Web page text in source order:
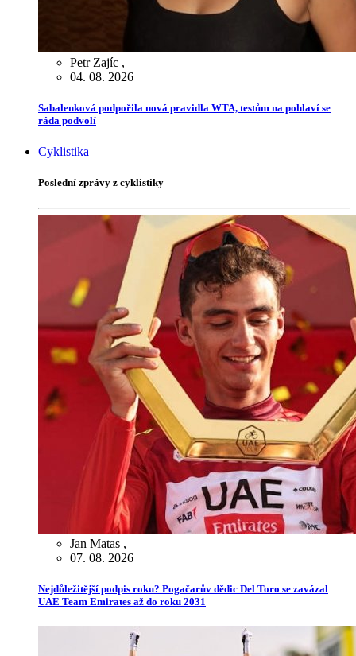
Petr Zajíc ,
04. 08. 2026
Sabalenková podpořila nová pravidla WTA, testům na pohlaví se
ráda podvolí
Cyklistika
Poslední zprávy z cyklistiky
Jan Matas ,
07. 08. 2026
Nejdůležitější podpis roku? Pogačarův dědic Del Toro se zavázal
UAE Team Emirates až do roku 2031